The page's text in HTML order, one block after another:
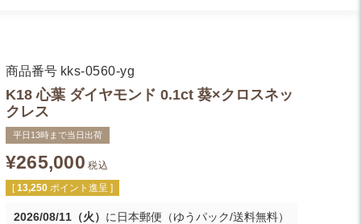
商品番号 kks-0560-yg
K18 心葉 ダイヤモンド 0.1ct 葵×クロスネッ
クレス
平日13時まで当日出荷
¥265,000 税込
[ 13,250 ポイント進呈 ]
2026/08/11（火） に 日本郵便（ゆうパック/送料無料）